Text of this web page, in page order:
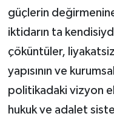
güçlerin
iktidarın ta
çöküntüler,
yapısının ve
politikadaki vizyon
hukuk ve adalet